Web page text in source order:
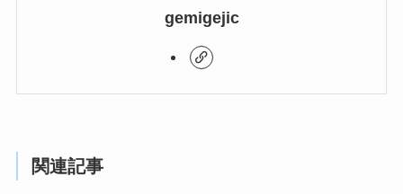
gemigejic
関連記事